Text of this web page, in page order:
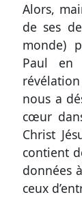
Alors,
de ses
monde)
Paul en
révélation
nous a
cœur
Christ
contient
données
ceux